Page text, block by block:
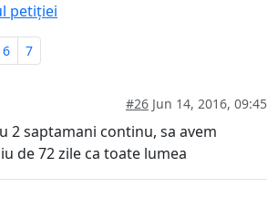
petiției
6 7
#26 Jun 14, 2016, 09:45
2 saptamani continu, sa avem
de 72 zile ca toate lumea